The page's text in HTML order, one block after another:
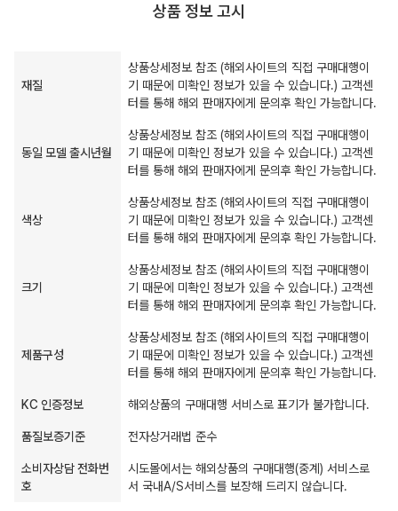
상품 정보 고시
재질
상품상세정보 참조 (해외사이트의 직접 구매대행이
기 때문에 미확인 정보가 있을 수 있습니다.) 고객센
터를 통해 해외 판매자에게 문의후 확인 가능합니다.
동일 모델 출시년월
상품상세정보 참조 (해외사이트의 직접 구매대행이
기 때문에 미확인 정보가 있을 수 있습니다.) 고객센
터를 통해 해외 판매자에게 문의후 확인 가능합니다.
색상
상품상세정보 참조 (해외사이트의 직접 구매대행이
기 때문에 미확인 정보가 있을 수 있습니다.) 고객센
터를 통해 해외 판매자에게 문의후 확인 가능합니다.
크기
상품상세정보 참조 (해외사이트의 직접 구매대행이
기 때문에 미확인 정보가 있을 수 있습니다.) 고객센
터를 통해 해외 판매자에게 문의후 확인 가능합니다.
제품구성
상품상세정보 참조 (해외사이트의 직접 구매대행이
기 때문에 미확인 정보가 있을 수 있습니다.) 고객센
터를 통해 해외 판매자에게 문의후 확인 가능합니다.
KC 인증정보 해외상품의 구매대행 서비스로 표기가 불가합니다.
품질보증기준 전자상거래법 준수
소비자상담 전화번
호
시도몰에서는 해외상품의 구매대행(중계) 서비스로
서 국내A/S서비스를 보장해 드리지 않습니다.